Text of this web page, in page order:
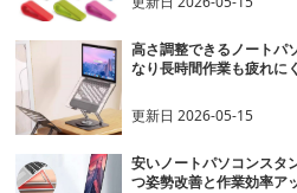
高さ調整できるノートパ
なり長時間作業も疲れに
更新日2026-05-15
安いノートパソコンスタ
つ姿勢改善と作業効率ア